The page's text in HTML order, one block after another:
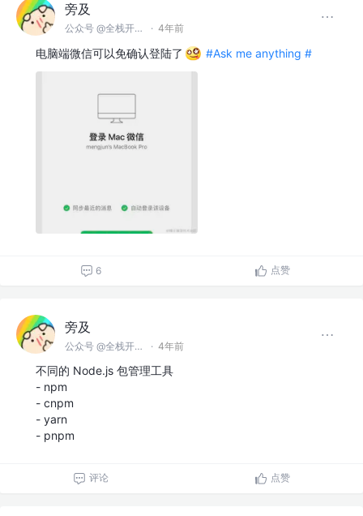
旁及
公众号 @全栈开发师 · 4年前
电脑端微信可以免确认登陆了 #Ask me anything #
6 点赞
旁及
公众号 @全栈开发师 · 4年前
不同的 Node.js 包管理工具
- npm
- cnpm
- yarn
- pnpm
评论 点赞